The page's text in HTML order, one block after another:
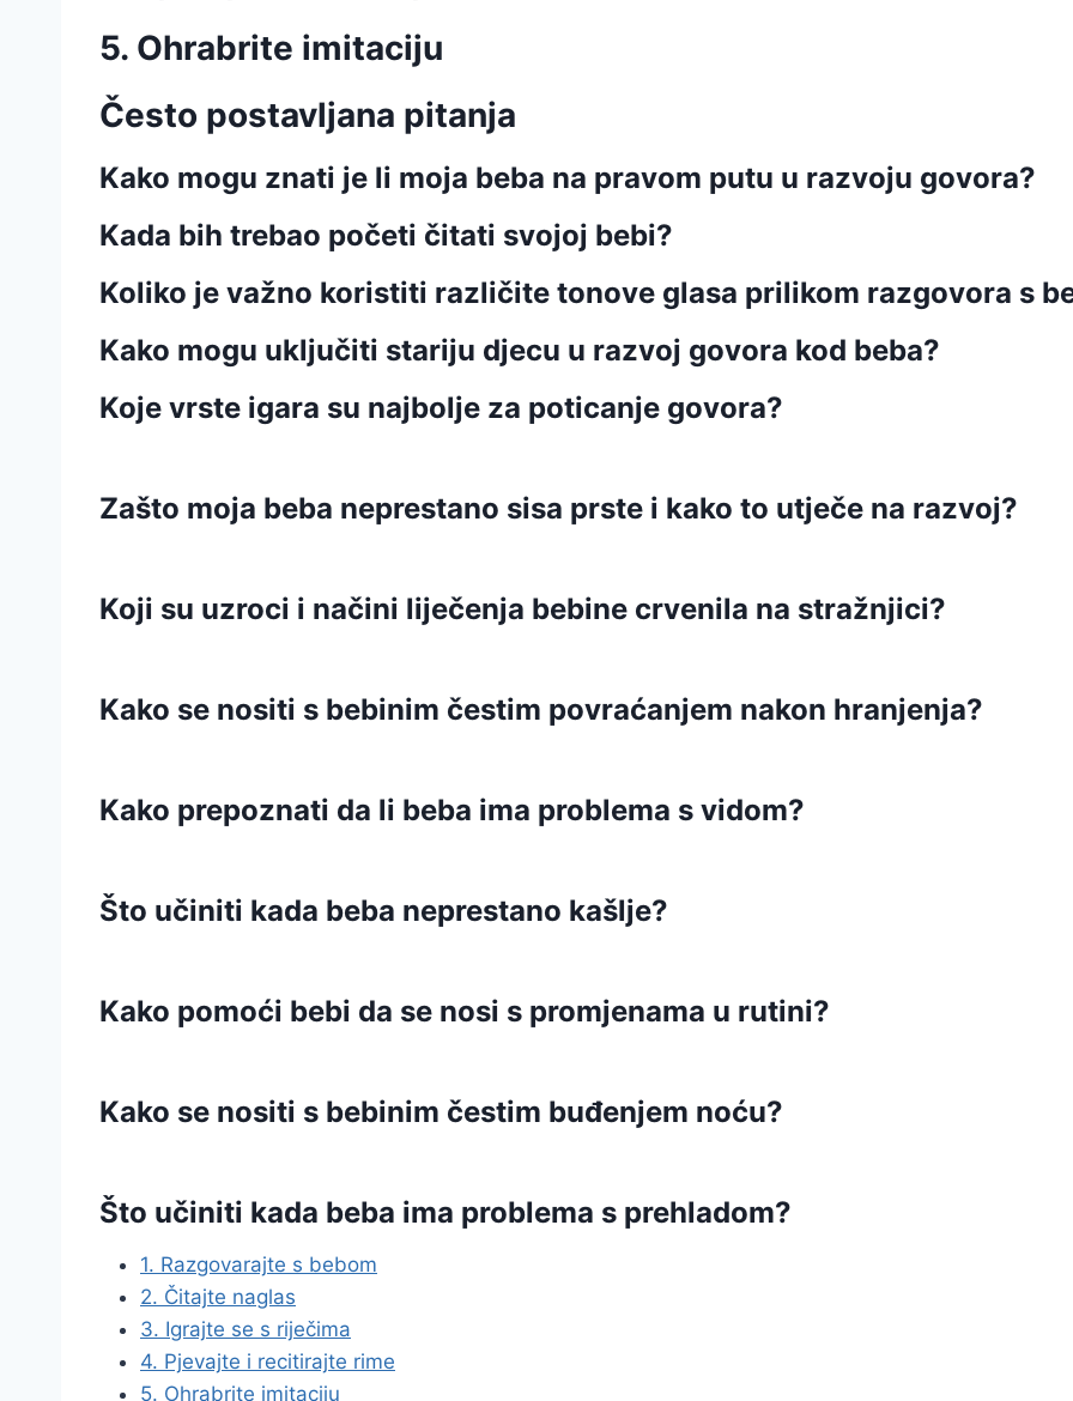
5. Ohrabrite imitaciju
Često postavljana pitanja
Kako mogu znati je li moja beba na pravom putu u razvoju govora?
Kada bih trebao početi čitati svojoj bebi?
Koliko je važno koristiti različite tonove glasa prilikom razgovora s
Kako mogu uključiti stariju djecu u razvoj govora kod beba?
Koje vrste igara su najbolje za poticanje govora?
Zašto moja beba neprestano sisa prste i kako to utječe na razvoj?
Koji su uzroci i načini liječenja bebine crvenila na stražnjici?
Kako se nositi s bebinim čestim povraćanjem nakon hranjenja?
Kako prepoznati da li beba ima problema s vidom?
Što učiniti kada beba neprestano kašlje?
Kako pomoći bebi da se nosi s promjenama u rutini?
Kako se nositi s bebinim čestim buđenjem noću?
Što učiniti kada beba ima problema s prehladom?
1. Razgovarajte s bebom
2. Čitajte naglas
3. Igrajte se s riječima
4. Pjevajte i recitirajte rime
5. Ohrabrite imitaciju